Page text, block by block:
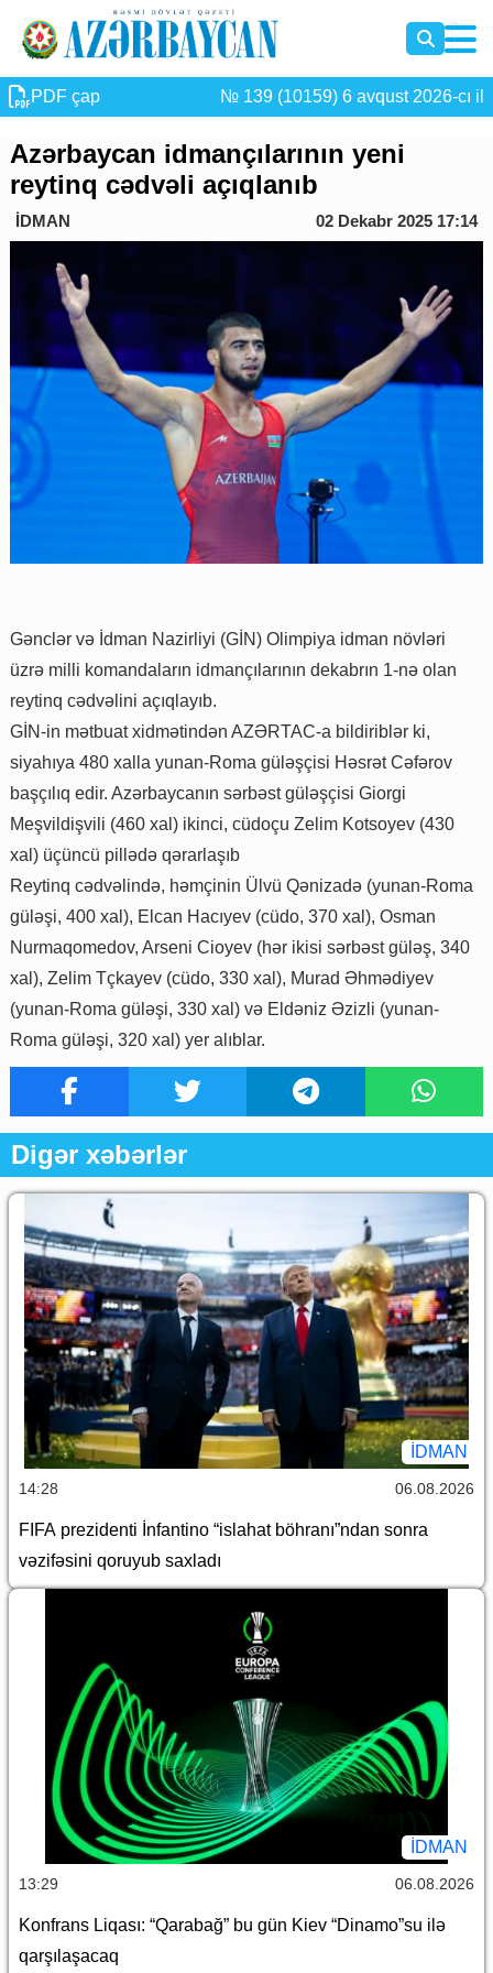
PDF çap № 139 (10159) 6 avqust 2026-cı il
Azərbaycan idmançılarının yeni
reytinq cədvəli açıqlanıb
İDMAN 02 Dekabr 2025 17:14
Gənclər və İdman Nazirliyi (GİN) Olimpiya idman növləri
üzrə milli komandaların idmançılarının dekabrın 1-nə olan
reytinq cədvəlini açıqlayıb.
GİN-in mətbuat xidmətindən AZƏRTAC-a bildiriblər ki,
siyahıya 480 xalla yunan-Roma güləşçisi Həsrət Cəfərov
başçılıq edir. Azərbaycanın sərbəst güləşçisi Giorgi
Meşvildişvili (460 xal) ikinci, cüdoçu Zelim Kotsoyev (430
xal) üçüncü pillədə qərarlaşıb
Reytinq cədvəlində, həmçinin Ülvü Qənizadə (yunan-Roma
güləşi, 400 xal), Elcan Hacıyev (cüdo, 370 xal), Osman
Nurmaqomedov, Arseni Cioyev (hər ikisi sərbəst güləş, 340
xal), Zelim Tçkayev (cüdo, 330 xal), Murad Əhmədiyev
(yunan-Roma güləşi, 330 xal) və Eldəniz Əzizli (yunan-
Roma güləşi, 320 xal) yer alıblar.
Digər xəbərlər
İDMAN
14:28 06.08.2026
FIFA prezidenti İnfantino “islahat böhranı”ndan sonra
vəzifəsini qoruyub saxladı
İDMAN
13:29 06.08.2026
Konfrans Liqası: “Qarabağ” bu gün Kiev “Dinamo”su ilə
qarşılaşacaq